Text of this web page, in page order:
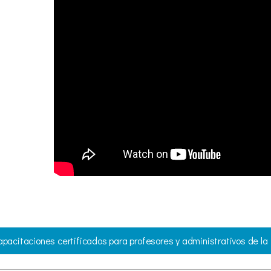
certificados para profesores y administrativos de